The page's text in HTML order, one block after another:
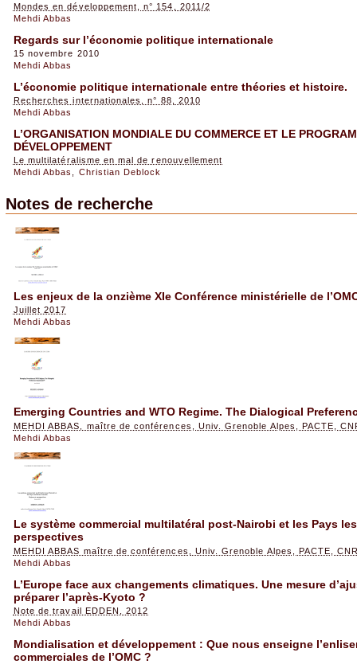
Mondes en développement, n° 154, 2011/2
Mehdi Abbas
Regards sur l’économie politique internationale
15 novembre 2010
Mehdi Abbas
L’économie politique internationale entre théories et histoire.
Recherches internationales, n° 88, 2010
Mehdi Abbas
L’ORGANISATION MONDIALE DU COMMERCE ET LE
DÉVELOPPEMENT
Le multilatéralisme en mal de renouvellement
Mehdi Abbas
Christian Deblock
Notes de recherche
Les enjeux de la onzième XIe Conférence ministérielle de
Juillet 2017
Mehdi Abbas
Emerging Countries and WTO Regime. The Dialogical
MEHDI ABBAS, maître de conférences, Univ. Grenoble Alpes, PACTE,
Mehdi Abbas
Le système commercial multilatéral post-Nairobi et les Pays
perspectives
MEHDI ABBAS maître de conférences, Univ. Grenoble Alpes, PACTE,
Mehdi Abbas
L’Europe face aux changements climatiques. Une mesure
préparer l’après-Kyoto ?
Note de travail EDDEN, 2012
Mehdi Abbas
Mondialisation et développement : Que nous enseigne
commerciales de l’OMC ?